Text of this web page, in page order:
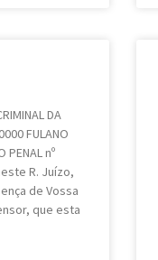
DA
FULANO
nº
R. Juízo,
de Vossa
que esta